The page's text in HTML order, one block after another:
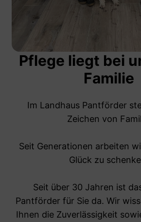
Pflege liegt bei
Familie
Im Landhaus Pantförder
Zeichen von
Seit Generationen arbeiten
Glück zu
Seit über 30 Jahren ist
Pantförder für Sie da. Wir
Ihnen die Zuverlässigkeit